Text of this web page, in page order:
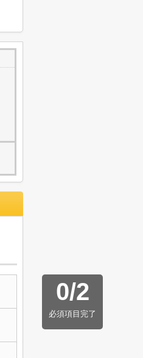
0/2
必須項目完了